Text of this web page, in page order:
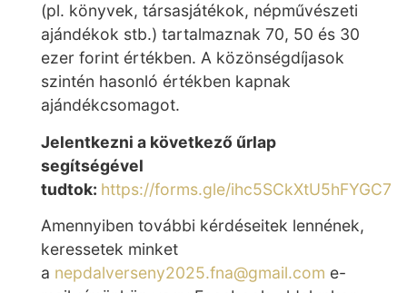
(pl. könyvek, társasjátékok, népművészeti
ajándékok stb.) tartalmaznak 70, 50 és 30
ezer forint értékben. A közönségdíjasok
szintén hasonló értékben kapnak
ajándékcsomagot.
Jelentkezni a következő űrlap
segítségével
tudtok: https://forms.gle/ihc5SCkXtU5hFYGC7
Amennyiben további kérdéseitek lennének,
keressetek minket
a nepdalverseny2025.fna@gmail.com e-